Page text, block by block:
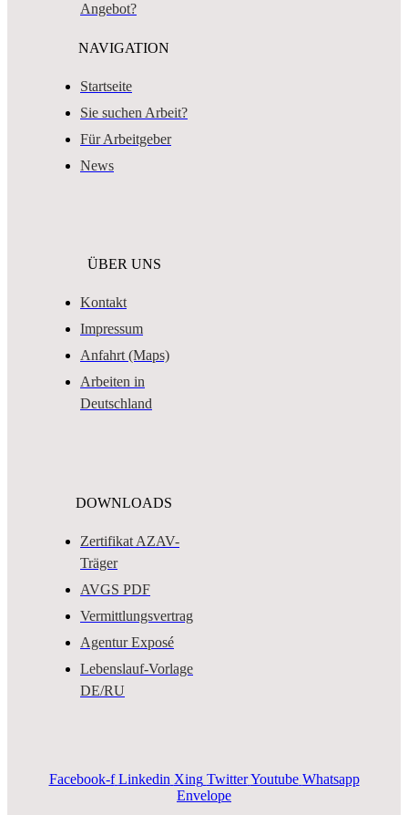
Angebot?
NAVIGATION
Startseite
Sie suchen Arbeit?
Für Arbeitgeber
News
ÜBER UNS
Kontakt
Impressum
Anfahrt (Maps)
Arbeiten in
Deutschland
DOWNLOADS
Zertifikat AZAV-
Träger
AVGS PDF
Vermittlungsvertrag
Agentur Exposé
Lebenslauf-Vorlage
DE/RU
Facebook-f Linkedin Xing Twitter Youtube Whatsapp
Envelope